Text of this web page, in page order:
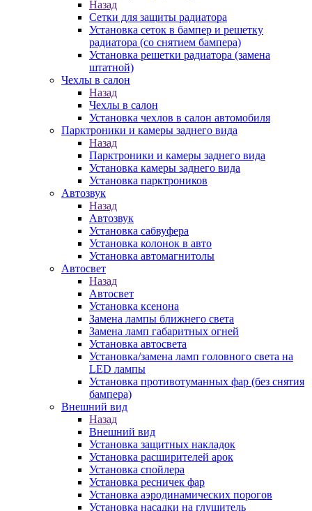
Назад
Сетки для защиты радиатора
Установка сеток в бампер и решетку
радиатора (со снятием бампера)
Установка решетки радиатора (замена
штатной)
Чехлы в салон
Назад
Чехлы в салон
Установка чехлов в салон автомобиля
Парктроники и камеры заднего вида
Назад
Парктроники и камеры заднего вида
Установка камеры заднего вида
Установка парктроников
Автозвук
Назад
Автозвук
Установка сабвуфера
Установка колонок в авто
Установка автомагнитолы
Автосвет
Назад
Автосвет
Установка ксенона
Замена лампы ближнего света
Замена ламп габаритных огней
Установка автосвета
Установка/замена ламп головного света на
LED лампы
Установка противотуманных фар (без снятия
бампера)
Внешний вид
Назад
Внешний вид
Установка защитных накладок
Установка расширителей арок
Установка спойлера
Установка ресничек фар
Установка аэродинамических порогов
Установка насадки на глушитель